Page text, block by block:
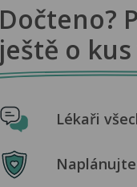
Dočteno?
ještě o kus
Lékaři